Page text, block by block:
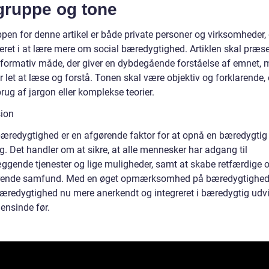
og tone
for denne artikel er både private personer og virksomheder,
i at lære mere om social bæredygtighed. Artiklen skal
måde, der giver en dybdegående forståelse af emnet,
let at læse og forstå. Tonen skal være objektiv og forklarende,
af jargon eller komplekse teorier.
er en afgørende faktor for at opnå en bæredygtig
Det handler om at sikre, at alle mennesker har adgang til
tjenester og lige muligheder, samt at skabe retfærdige
samfund. Med en øget opmærksomhed på
nu mere anerkendt og integreret i bæredygtig
før.